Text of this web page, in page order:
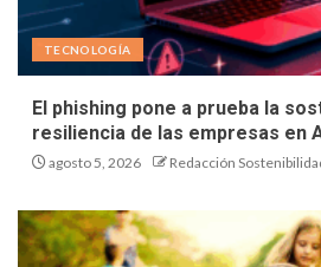
TECNOLOGÍA
El phishing pone a prueba la
resiliencia de las empresas en
agosto 5, 2026 Redacción